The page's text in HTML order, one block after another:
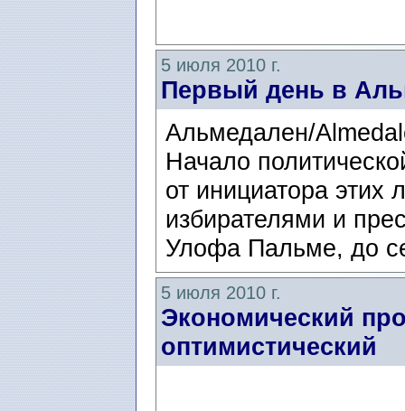
5 июля 2010 г.
Первый день в
Альмедален/
Начало
от инициатора этих
избирателями и
Улофа Пальме, до
5 июля 2010 г.
Экономический
оптимистический